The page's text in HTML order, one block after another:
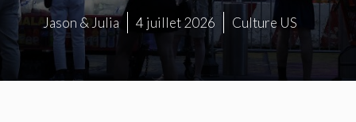
Jason & Julia 4 juillet 2026 Culture US